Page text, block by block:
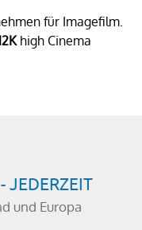
für Imagefilm.
high Cinema
JEDERZEIT
und Europa